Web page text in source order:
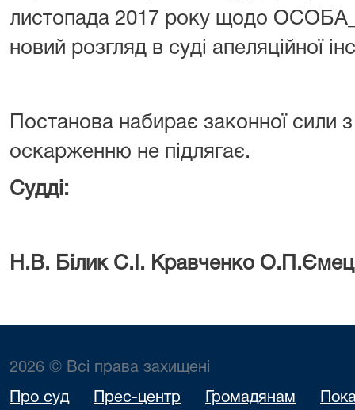
листопада 2017 року щодо
новий розгляд в суді апеляційної
Постанова набирає законної сили
оскарженню не підлягає.
Судді:
Н.В. Білик С.І. Кравченко
2026 © Всі права захищені
Про суд Прес-центр Громадянам